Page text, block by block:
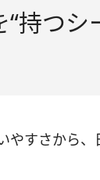
持つシ
やすさから、